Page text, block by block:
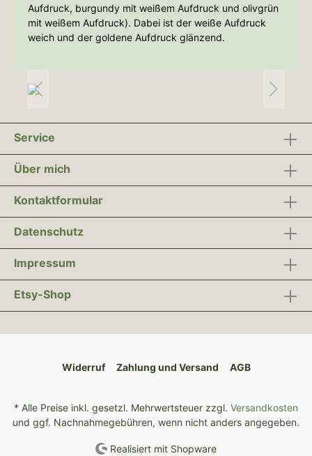
Aufdruck, burgundy mit weißem Aufdruck und olivgrün
mit weißem Aufdruck). Dabei ist der weiße Aufdruck
weich und der goldene Aufdruck glänzend.
Service
Über mich
Kontaktformular
Datenschutz
Impressum
Etsy-Shop
Widerruf Zahlung und Versand AGB
* Alle Preise inkl. gesetzl. Mehrwertsteuer zzgl. Versandkosten
und ggf. Nachnahmegebühren, wenn nicht anders angegeben.
Realisiert mit Shopware